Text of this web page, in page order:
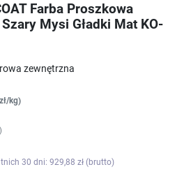
Farba Proszkowa
Mysi Gładki Mat KO-
zewnętrzna
kg)
30 dni: 929,88 zł (brutto)